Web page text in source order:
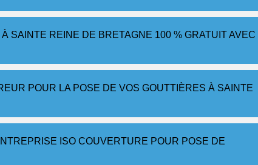
SAINTE REINE DE BRETAGNE 100 % GRATUIT AVEC
POUR LA POSE DE VOS GOUTTIÈRES À SAINTE
ISO COUVERTURE POUR POSE DE